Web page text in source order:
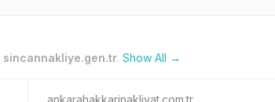
sincannakliye.gen.tr. Show All →
ankarahakkarinakliyat.com.tr